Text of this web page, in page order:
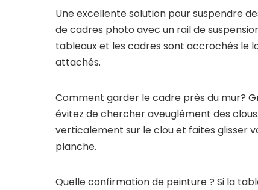
Une excellente solution pour suspendre
de cadres photo avec un rail de
tableaux et les cadres sont accrochés le
attachés.
Comment garder le cadre près du mur?
évitez de chercher aveuglément des
verticalement sur le clou et faites glisser
planche.
Quelle confirmation de peinture ? Si la